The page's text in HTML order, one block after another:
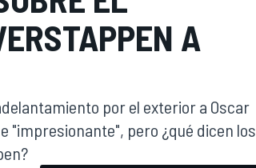
A
por el exterior a Oscar
"impresionante", pero ¿qué dicen los